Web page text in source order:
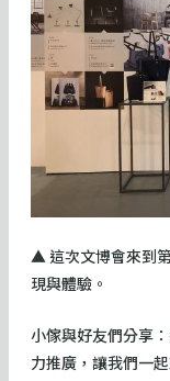
▲ 這次文博會來到
現與體驗。
小傢與好友們分享
力推廣，讓我們一